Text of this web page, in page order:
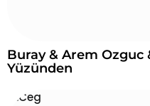
Buray & Arem Ozguc
Yüzünden